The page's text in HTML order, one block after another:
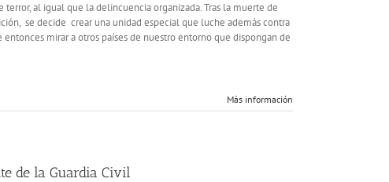
al igual que la delincuencia organizada. Tras la muerte de
se decide crear una unidad especial que luche además contra
mirar a otros países de nuestro entorno que dispongan de
Más información
de la Guardia Civil